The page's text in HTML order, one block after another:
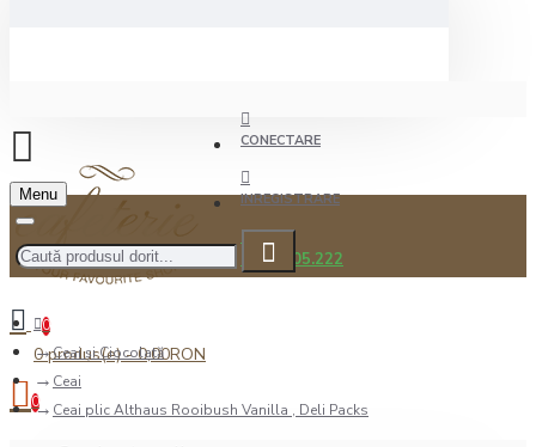
CONECTARE
INREGISTRARE
0722.505.222
Menu
0
0 produs(e) - 0,00RON
0
Ceai şi Ciocolată
Ceai
Ceai plic Althaus Rooibush Vanilla , Deli Packs